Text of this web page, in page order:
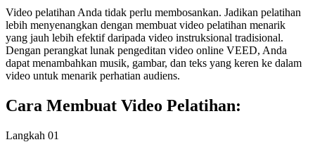
Video pelatihan Anda tidak perlu membosankan. Jadikan pelatihan
lebih menyenangkan dengan membuat video pelatihan menarik
yang jauh lebih efektif daripada video instruksional tradisional.
Dengan perangkat lunak pengeditan video online VEED, Anda
dapat menambahkan musik, gambar, dan teks yang keren ke dalam
video untuk menarik perhatian audiens.
Cara Membuat Video Pelatihan:
Langkah 01